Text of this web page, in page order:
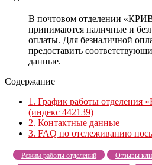
В почтовом отделении
принимаются наличные и
оплаты. Для безналичной
предоставить
данные.
Содержание
1. График работы
(индекс 442139)
2. Контактные данные
3. FAQ по отслеживанию
Режим работы отделений Отзывы